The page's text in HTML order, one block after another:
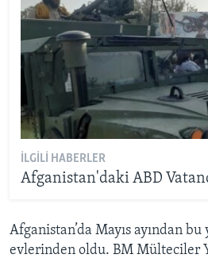
İLGILI HABERLER
Afganistan'daki ABD
Afganistan’da Mayıs ayından
evlerinden oldu. BM Mülteciler